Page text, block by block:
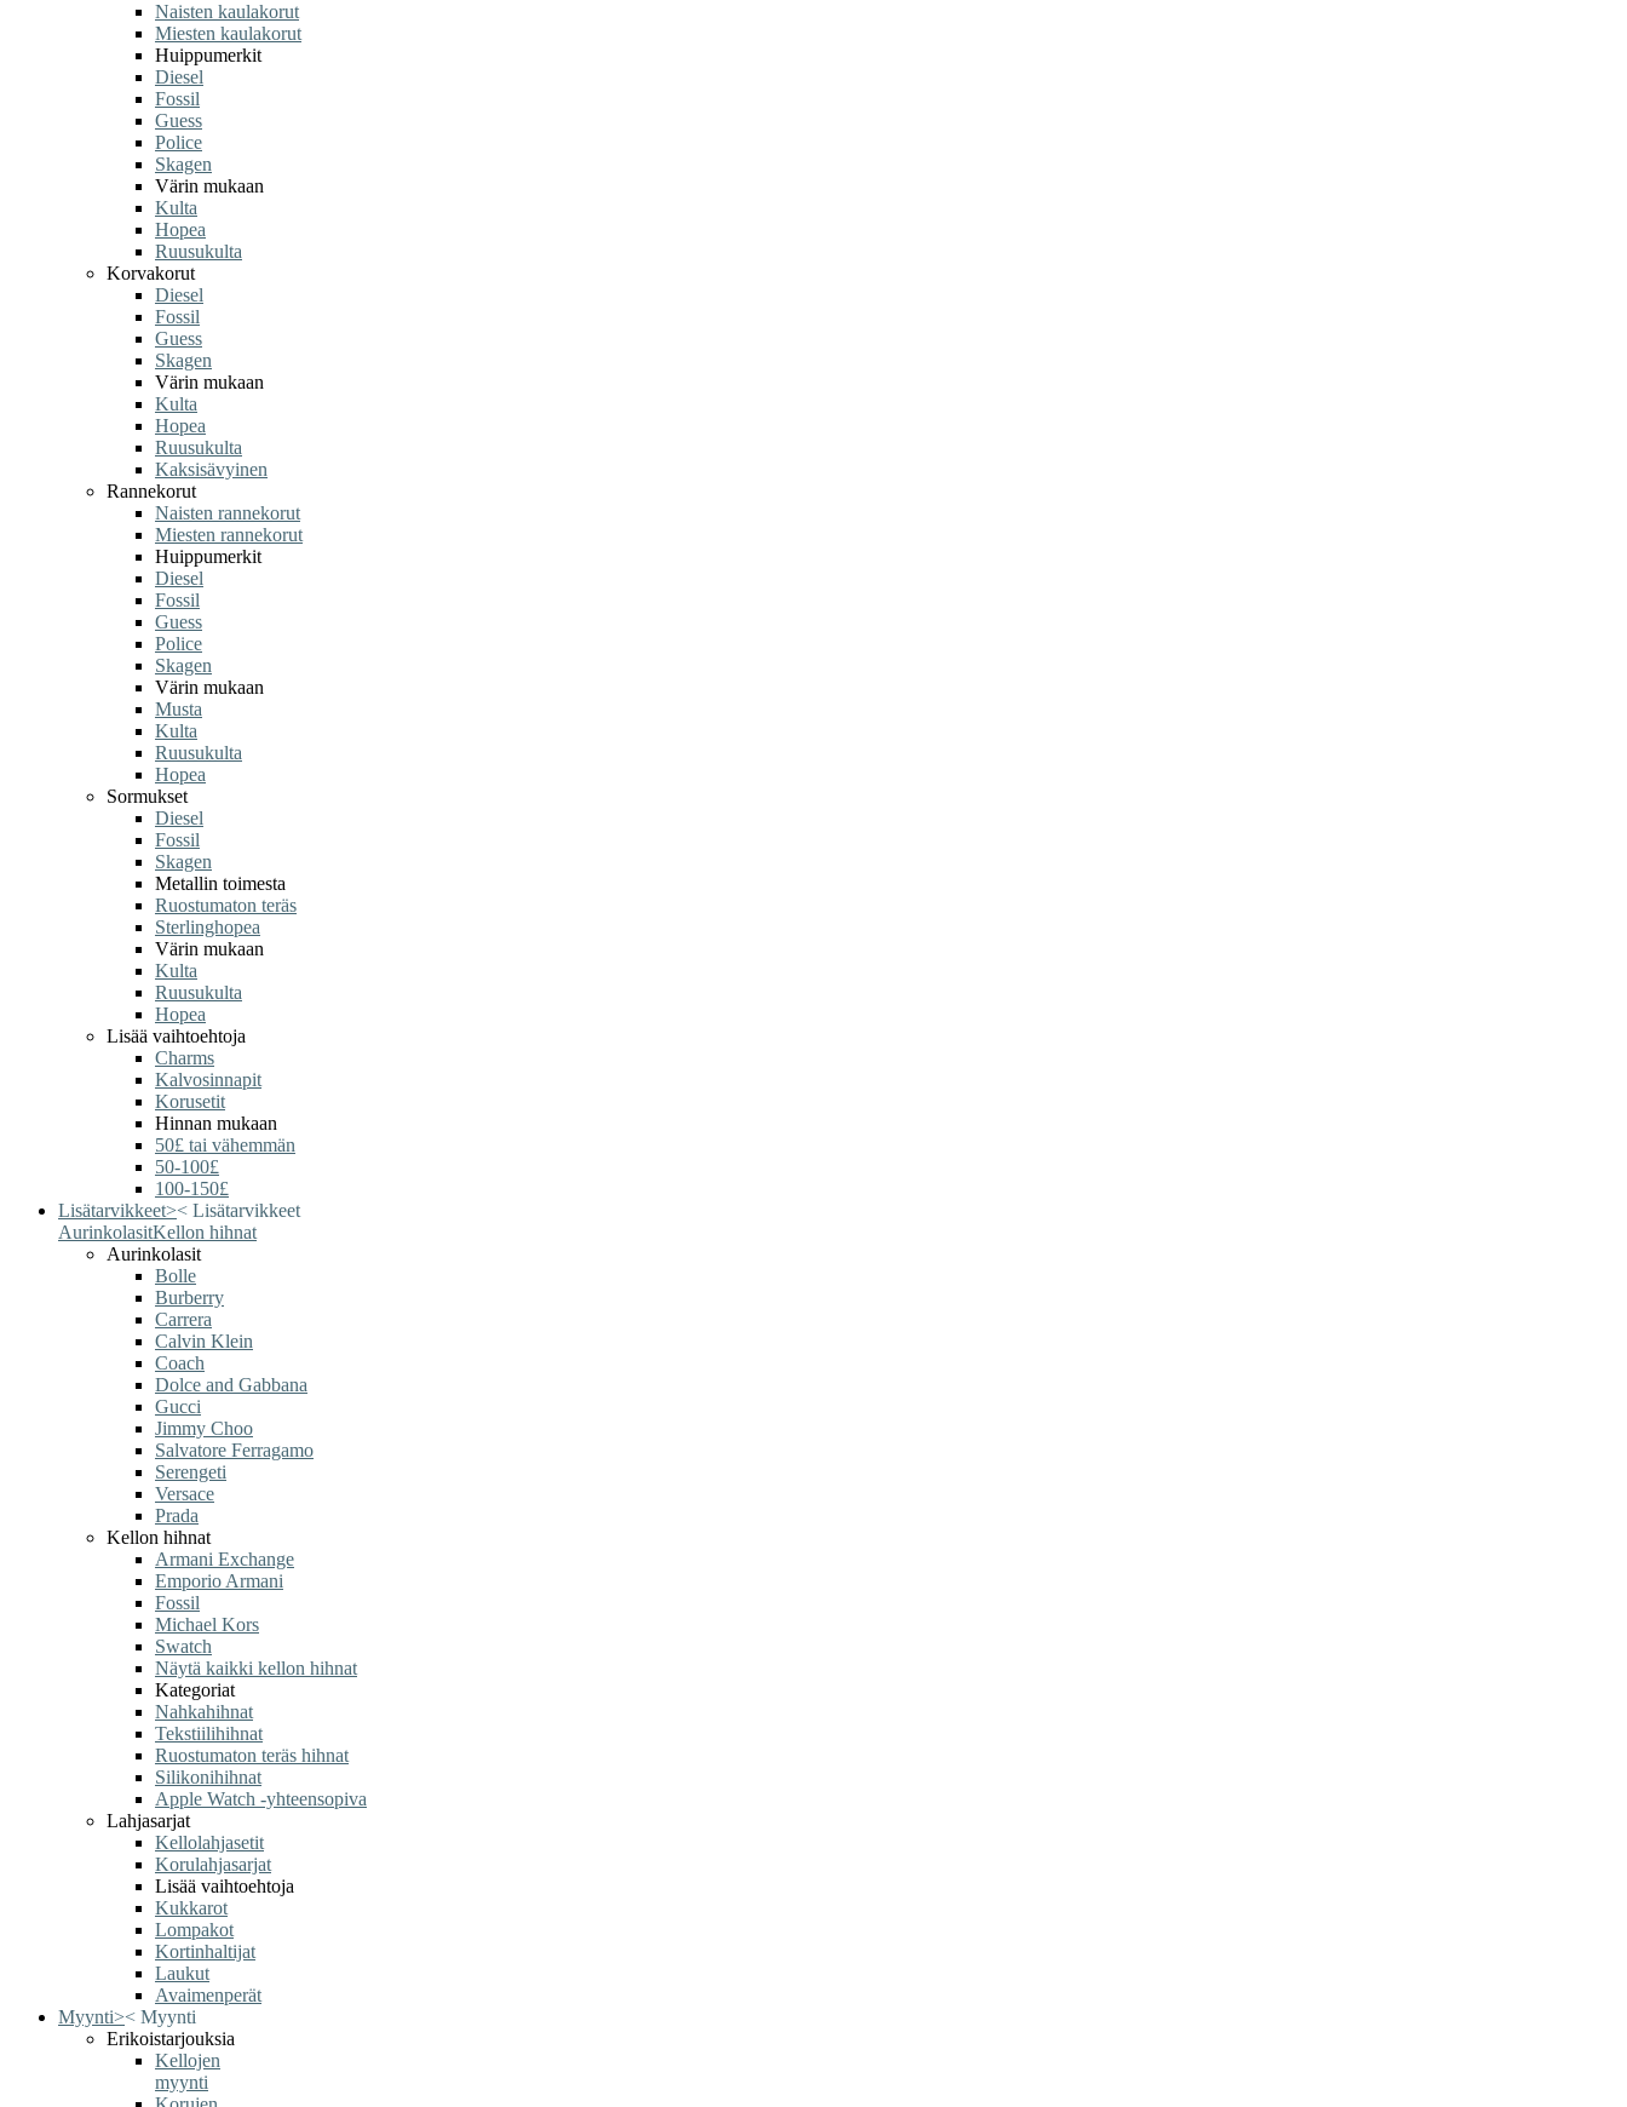
Naisten kaulakorut
Miesten kaulakorut
Huippumerkit
Diesel
Fossil
Guess
Police
Skagen
Värin mukaan
Kulta
Hopea
Ruusukulta
Korvakorut
Diesel
Fossil
Guess
Skagen
Värin mukaan
Kulta
Hopea
Ruusukulta
Kaksisävyinen
Rannekorut
Naisten rannekorut
Miesten rannekorut
Huippumerkit
Diesel
Fossil
Guess
Police
Skagen
Värin mukaan
Musta
Kulta
Ruusukulta
Hopea
Sormukset
Diesel
Fossil
Skagen
Metallin toimesta
Ruostumaton teräs
Sterlinghopea
Värin mukaan
Kulta
Ruusukulta
Hopea
Lisää vaihtoehtoja
Charms
Kalvosinnapit
Korusetit
Hinnan mukaan
50£ tai vähemmän
50-100£
100-150£
Lisätarvikkeet>< Lisätarvikkeet
AurinkolasitKellon hihnat
Aurinkolasit
Bolle
Burberry
Carrera
Calvin Klein
Coach
Dolce and Gabbana
Gucci
Jimmy Choo
Salvatore Ferragamo
Serengeti
Versace
Prada
Kellon hihnat
Armani Exchange
Emporio Armani
Fossil
Michael Kors
Swatch
Näytä kaikki kellon hihnat
Kategoriat
Nahkahihnat
Tekstiilihihnat
Ruostumaton teräs hihnat
Silikonihihnat
Apple Watch -yhteensopiva
Lahjasarjat
Kellolahjasetit
Korulahjasarjat
Lisää vaihtoehtoja
Kukkarot
Lompakot
Kortinhaltijat
Laukut
Avaimenperät
Myynti>< Myynti
Erikoistarjouksia
Kellojen
myynti